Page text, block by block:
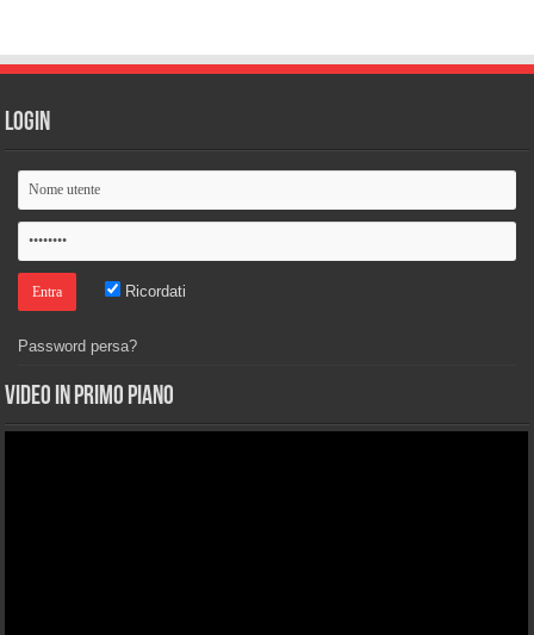
Login
Ricordati
Password persa?
Video in primo piano